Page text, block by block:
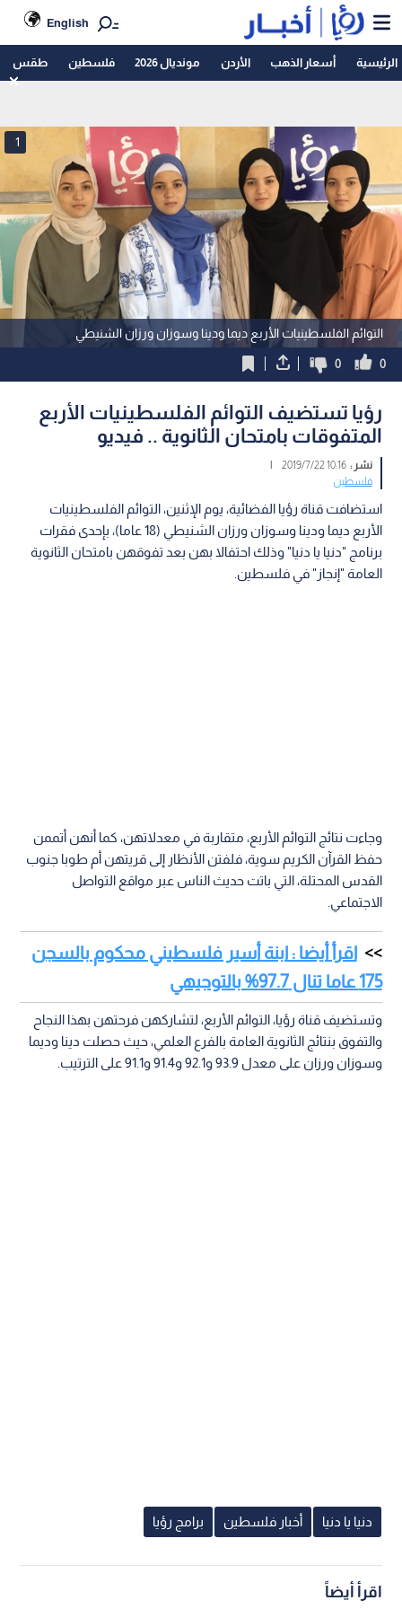
English
الرئيسية أسعار الذهب الأردن مونديال 2026 فلسطين طقس
التوائم الفلسطينيات الأربع ديما ودينا وسوزان ورزان الشنيطي
1
0
0
رؤيا تستضيف التوائم الفلسطينيات الأربع
المتفوقات بامتحان الثانوية .. فيديو
نشر :10:16 2019/7/22
|
فلسطين
استضافت قناة رؤيا الفضائية، يوم الإثنين، التوائم الفلسطينيات
الأربع ديما ودينا وسوزان ورزان الشنيطي (18 عاما)، بإحدى فقرات
برنامج "دنيا يا دنيا" وذلك احتفالا بهن بعد تفوقهن بامتحان الثانوية
العامة "إنجاز" في فلسطين.
وجاءت نتائج التوائم الأربع، متقاربة في معدلاتهن، كما أنهن أتممن
حفظ القرآن الكريم سوية، فلفتن الأنظار إلى قريتهن أم طوبا جنوب
القدس المحتلة، التي باتت حديث الناس عبر مواقع التواصل
الاجتماعي.
اقرأ أيضا : ابنة أسير فلسطيني محكوم بالسجن
175 عاما تنال 97.7% بالتوجيهي
وتستضيف قناة رؤيا، التوائم الأربع، لتشاركهن فرحتهن بهذا النجاح
والتفوق بنتائج الثانوية العامة بالفرع العلمي، حيث حصلت دينا وديما
وسوزان ورزان على معدل 93.9 و92.1 و91.4 و91.1 على الترتيب.
دنيا يا دنيا أخبار فلسطين برامج رؤيا
اقرأ أيضاً